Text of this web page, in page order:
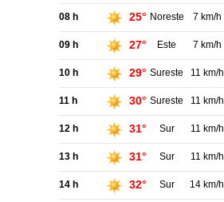
08 h 25° Noreste 7 km/h
09 h 27° Este 7 km/h
10 h 29° Sureste 11 km/h
11 h 30° Sureste 11 km/h
12 h 31° Sur 11 km/h
13 h 31° Sur 11 km/h
14 h 32° Sur 14 km/h